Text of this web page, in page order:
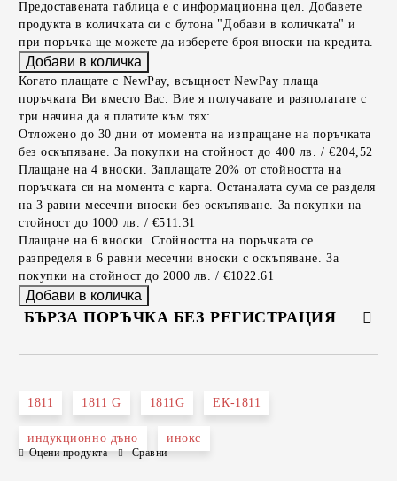
Предоставената таблица е с информационна цел. Добавете
продукта в количката си с бутона "Добави в количката" и
при поръчка ще можете да изберете броя вноски на кредита.
Когато плащате с NewPay, всъщност NewPay плаща
поръчката Ви вместо Вас. Вие я получавате и разполагате с
три начина да я платите към тях:
Отложено до 30 дни от момента на изпращане на поръчката
без оскъпяване. За покупки на стойност до 400 лв. / €204,52
Плащане на 4 вноски. Заплащате 20% от стойността на
поръчката си на момента с карта. Останалата сума се разделя
на 3 равни месечни вноски без оскъпяване. За покупки на
стойност до 1000 лв. / €511.31
Плащане на 6 вноски. Стойността на поръчката се
разпределя в 6 равни месечни вноски с оскъпяване. За
покупки на стойност до 2000 лв. / €1022.61
БЪРЗА ПОРЪЧКА БЕЗ РЕГИСТРАЦИЯ
Съгласен съм сПолитиката за лични данни
1811 1811 G 1811G ЕК-1811
индукционно дъно инокс
Оцени продукта Сравни